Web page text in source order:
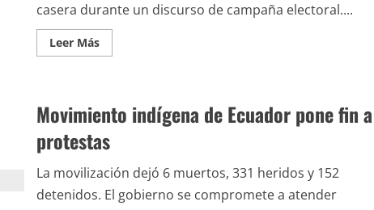
casera durante un discurso de campaña electoral....
Leer MásLeer
más
atentado
el
premier
japonés
Shinzo
Abe
Movimiento indígena de Ecuador pone fin a
protestas
La movilización dejó 6 muertos, 331 heridos y 152
detenidos. El gobierno se compromete a atender